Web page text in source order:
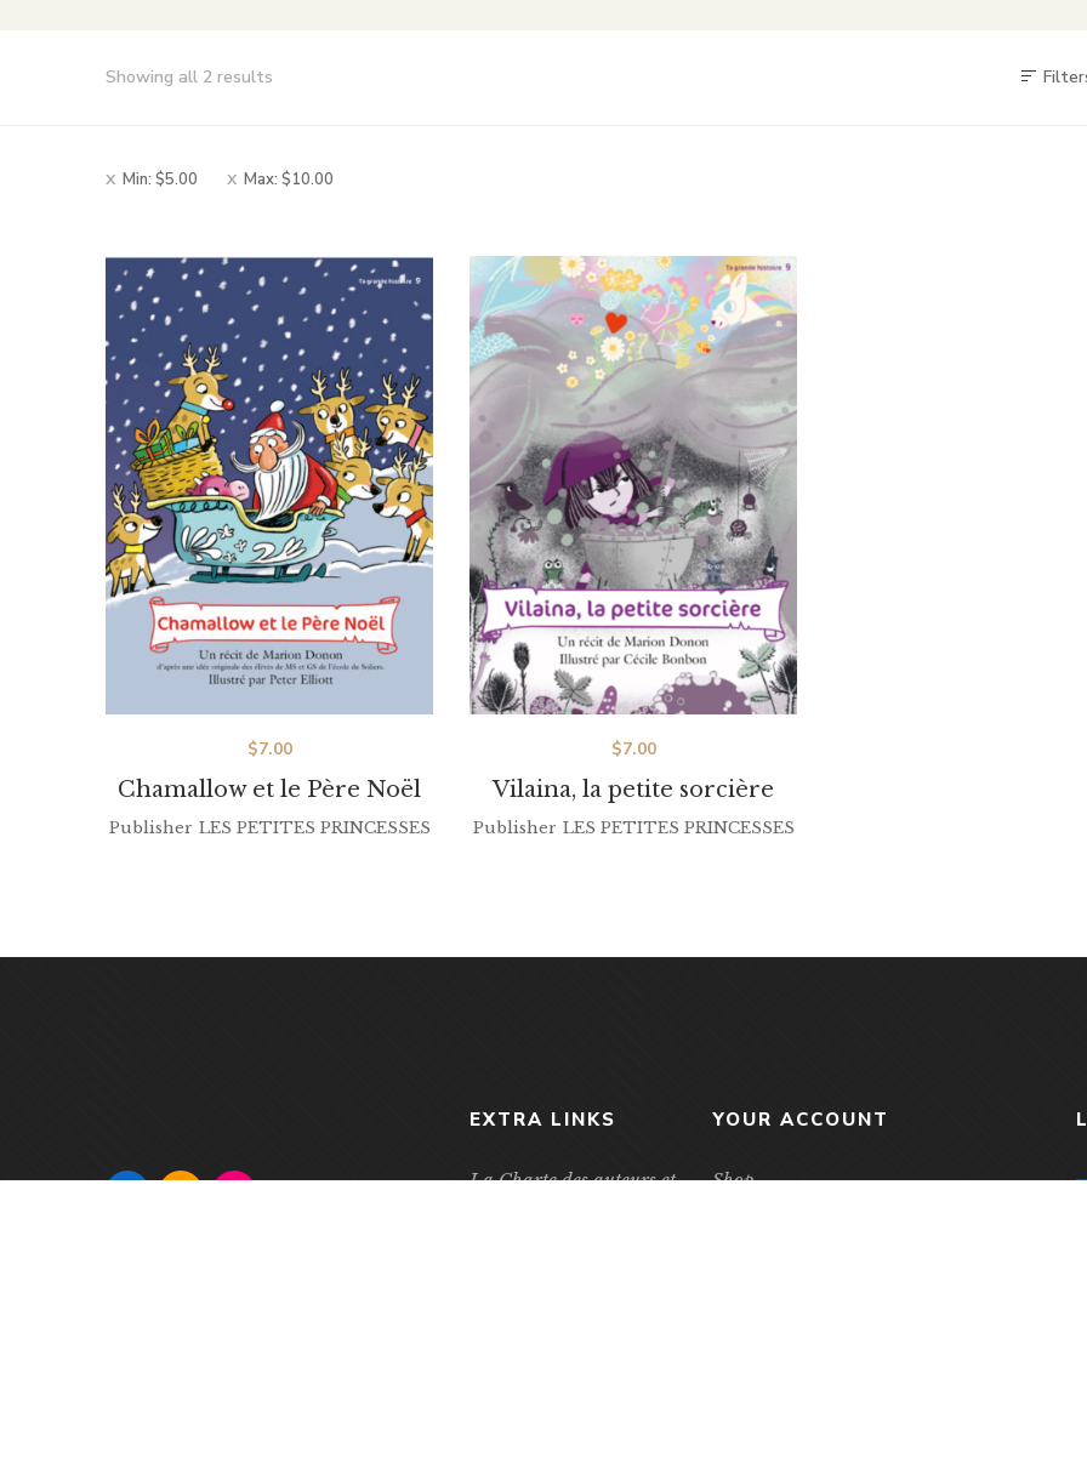
Showing all 2 results
Min: $5.00 Max: $10.00
Chamallow et le Père Noël
$7.00
Publisher LES PETITES PRINCESSES
Vilaina, la petite sorcière
$7.00
Publisher LES PETITES PRINCESSES
EXTRA LINKS
La Charte des auteurs et
YOUR ACCOUNT
Shop